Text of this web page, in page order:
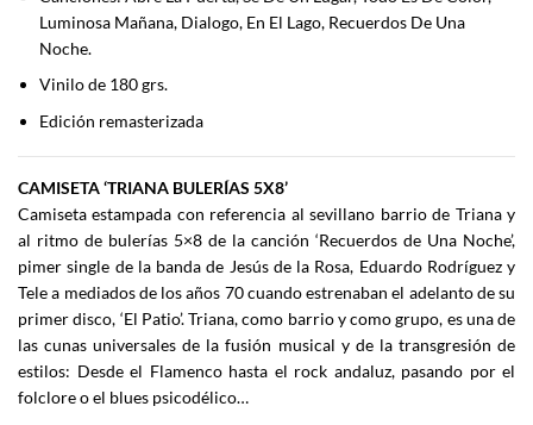
Luminosa Mañana, Dialogo, En El Lago, Recuerdos De Una
Noche.
Vinilo de 180 grs.
Edición remasterizada
CAMISETA ‘TRIANA BULERÍAS 5X8’
Camiseta estampada con referencia al sevillano barrio de Triana y
al ritmo de bulerías 5×8 de la canción ‘Recuerdos de Una Noche’,
pimer single de la banda de Jesús de la Rosa, Eduardo Rodríguez y
Tele a mediados de los años 70 cuando estrenaban el adelanto de su
primer disco, ‘El Patio’. Triana, como barrio y como grupo, es una de
las cunas universales de la fusión musical y de la transgresión de
estilos: Desde el Flamenco hasta el rock andaluz, pasando por el
folclore o el blues psicodélico…